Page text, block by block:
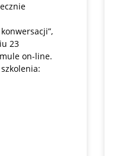
23
on-line.